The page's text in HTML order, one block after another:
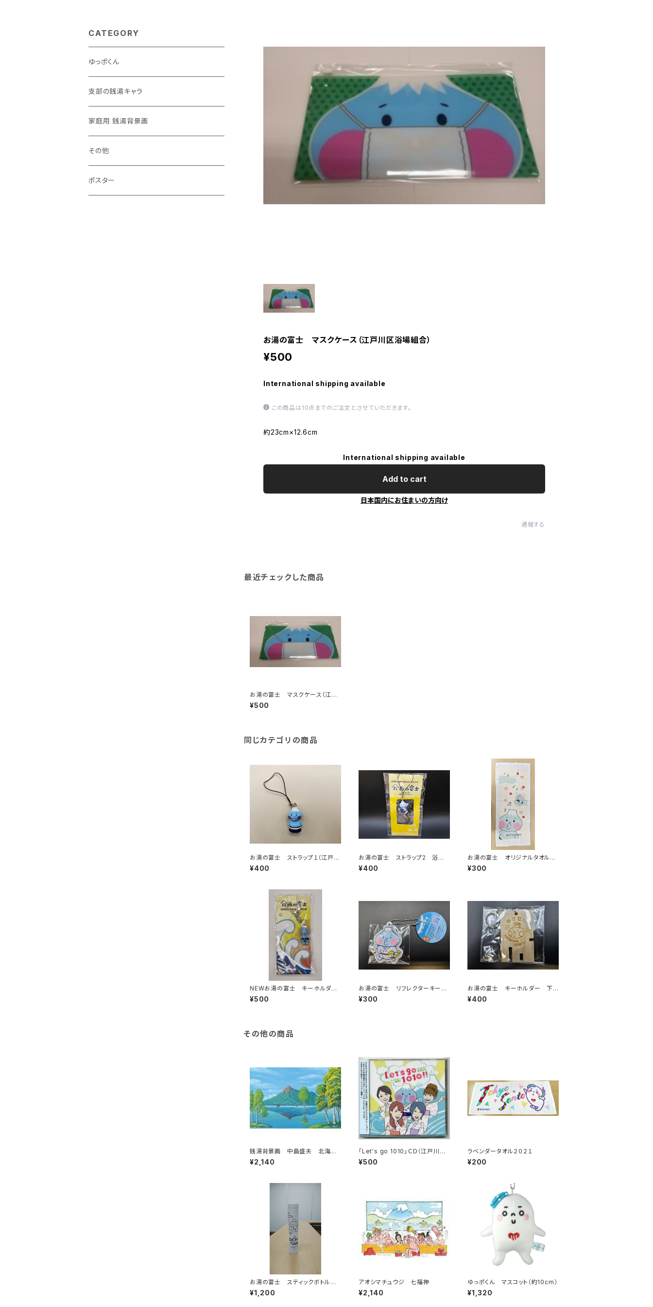
お湯の富士 マスクケース（江戸川区浴場組合）
¥500
International shipping available
この商品は10点までのご注文とさせていただきます。
約23cm×12.6cm
International shipping available
Add to cart
日本国内にお住まいの方向け
通報する
最近チェックした商品
お湯の富士 マスクケース（江戸
川区浴場組合）
¥500
同じカテゴリの商品
お湯の富士 ストラップ１（江戸川
区浴場組合）
¥400
お湯の富士 ストラップ2 浴衣
バージョン（江戸川浴場組合）
¥400
お湯の富士 オリジナルタオル２
（江戸川区浴場組合）
¥300
NEWお湯の富士 キーホルダ
ー （江戸川浴場組合）
¥500
お湯の富士 リフレクターキーホ
ルダー（江戸川区浴場組合）
¥300
お湯の富士 キーホルダー 下
駄箱鍵（江戸川区浴場組合）
¥400
その他の商品
銭湯背景画 中島盛夫 北海道
駒ケ岳
¥2,140
「Let's go 1010」ＣＤ（江戸川区
浴場組合）
¥500
ラベンダータオル２０２１
¥200
お湯の富士 スティックボトル
（白）（江戸川区浴場組合）
¥1,200
アオシマチュウジ 七福神
¥2,140
ゆっポくん マスコット（約10cm）
¥1,320
CATEGORY
ゆっポくん
支部の銭湯キャラ
家庭用 銭湯背景画
その他
ポスター